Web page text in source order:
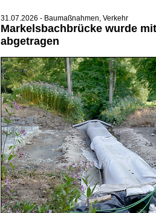
31.07.2026 - Baumaßnahmen, Verkehr
Markelsbachbrücke wurde
abgetragen